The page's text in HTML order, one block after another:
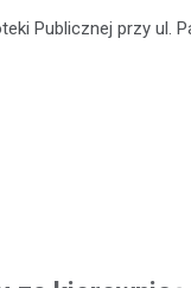
Publicznej przy ul.